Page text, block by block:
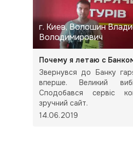
г. Киев, Волошин
Володимирович
Почему я летаю с
Звернувся до Банку
вперше. Великий
Сподобався сервіс
зручний сайт.
14.06.2019